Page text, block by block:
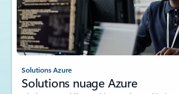
Solutions Azure
Solutions nuage Azure